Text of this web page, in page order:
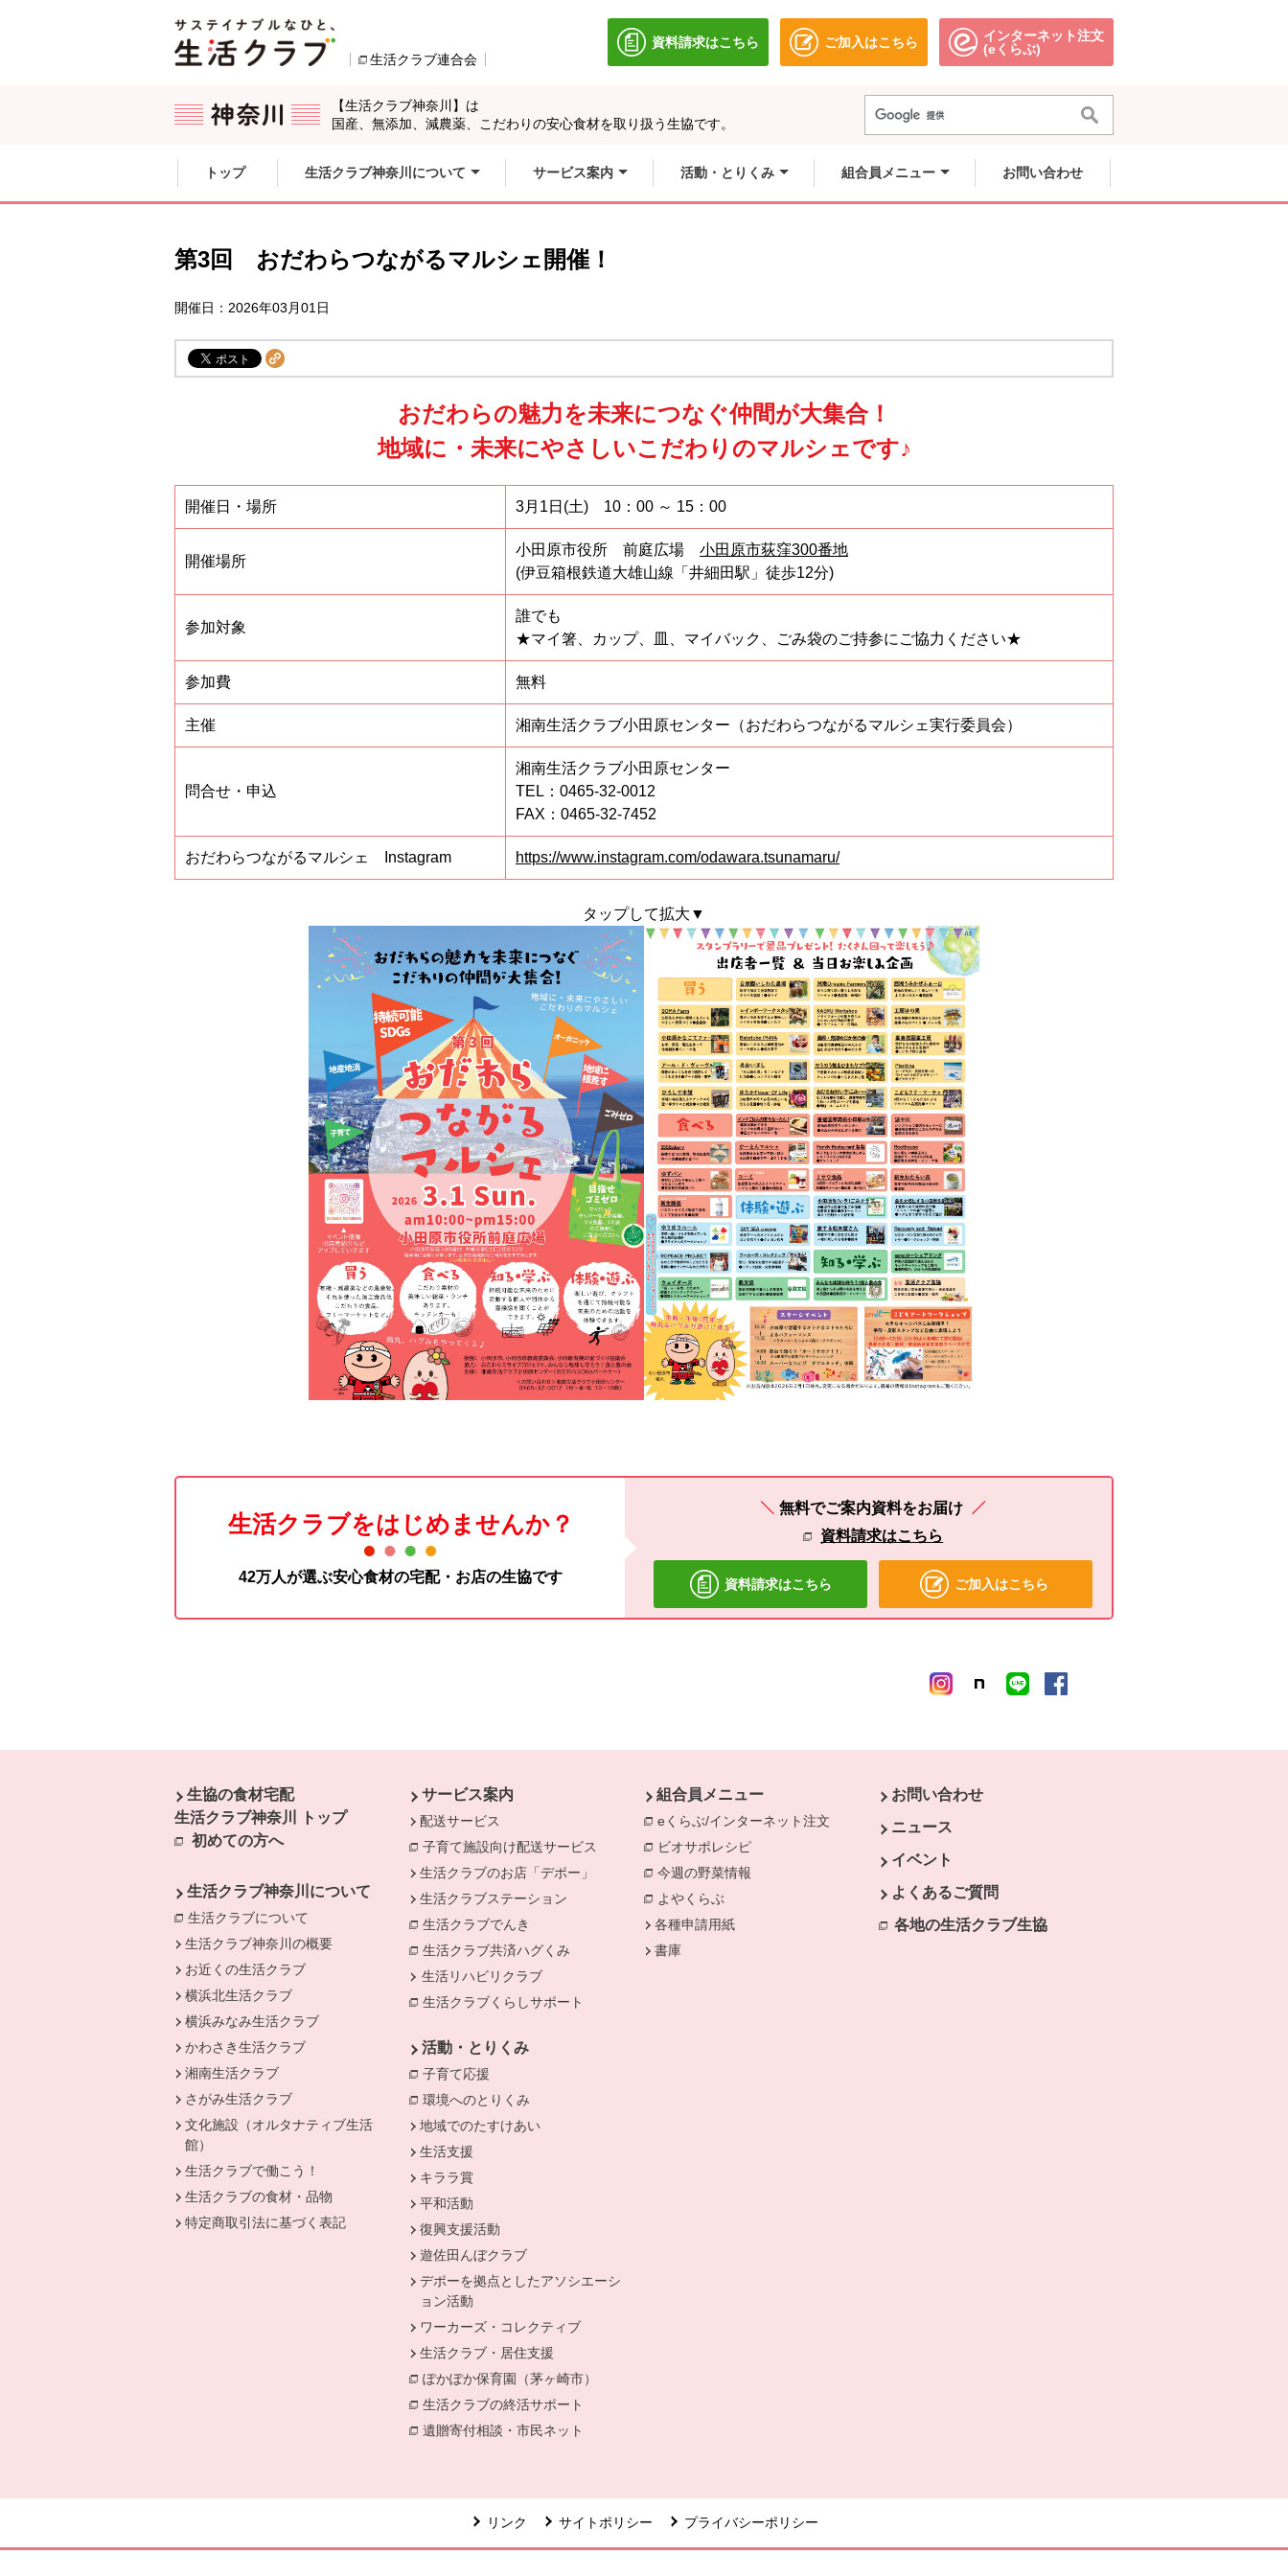
生活クラブ連合会 別のウィンドウで開きます。
資料請求はこちら
別のウィンドウで開きます。ご加入はこちら
別のウィンドウで開きます。
インターネット注文
(eくらぶ)別のウィンドウで開きます。
【生活クラブ神奈川】は
国産、無添加、減農薬、こだわりの安心食材を取り扱う生協です。
別のウィンドウで開きます。
別のウィンドウで開きます。
別のウィンドウで開きます。
ここからサイト内共通メニューです。
サイト内共通メニューをスキップする
トップ 生活クラブ神奈川について サービス案内 活動・とりくみ 組合員メニュー お問い合わせ
第3回 おだわらつながるマルシェ開催！
開催日：2026年03月01日
おだわらの魅力を未来につなぐ仲間が大集合！
地域に・未来にやさしいこだわりのマルシェです♪
開催日・場所 3月1日(土) 10：00 ～ 15：00
開催場所
小田原市役所 前庭広場 小田原市荻窪300番地
(伊豆箱根鉄道大雄山線「井細田駅」徒歩12分)
参加対象
誰でも
★マイ箸、カップ、皿、マイバック、ごみ袋のご持参にご協力ください★
参加費 無料
主催 湘南生活クラブ小田原センター（おだわらつながるマルシェ実行委員会）
問合せ・申込
湘南生活クラブ小田原センター
TEL：0465-32-0012
FAX：0465-32-7452
おだわらつながるマルシェ Instagram https://www.instagram.com/odawara.tsunamaru/
タップして拡大▼
生活クラブをはじめませんか？
42万人が選ぶ安心食材の宅配・お店の生協です
無料でご案内資料をお届け
資料請求はこちら
資料請求はこちら ご加入はこちら
生協の食材宅配
生活クラブ神奈川 トップ
初めての方へ
生活クラブ神奈川について
生活クラブについて
別のウィンドウで開きます。
生活クラブ神奈川の概要
お近くの生活クラブ
横浜北生活クラブ
横浜みなみ生活クラブ
かわさき生活クラブ
湘南生活クラブ
さがみ生活クラブ
文化施設（オルタナティブ生活
館）
生活クラブで働こう！
生活クラブの食材・品物
特定商取引法に基づく表記
サービス案内
配送サービス
子育て施設向け配送サービス
別のウィンドウで開きます。
生活クラブのお店「デポー」
生活クラブステーション
生活クラブでんき
別のウィンドウで開きます。
生活クラブ共済ハグくみ 別のウィンドウで開きます。
生活リハビリクラブ
生活クラブくらしサポート
活動・とりくみ
子育て応援
環境へのとりくみ
地域でのたすけあい
生活支援
キララ賞
平和活動
復興支援活動
遊佐田んぼクラブ
デポーを拠点としたアソシエーシ
ョン活動
ワーカーズ・コレクティブ
生活クラブ・居住支援
ぽかぽか保育園（茅ヶ崎市）
生活クラブの終活サポート
遺贈寄付相談・市民ネット
組合員メニュー
eくらぶ/インターネット注文 別のウィンドウで開きます。
ビオサポレシピ
今週の野菜情報 別のウィンドウで開きます。
よやくらぶ 別のウィンドウで開きます。
各種申請用紙
書庫
お問い合わせ
ニュース
イベント
よくあるご質問
各地の生活クラブ生協
リンク サイトポリシー プライバシーポリシー